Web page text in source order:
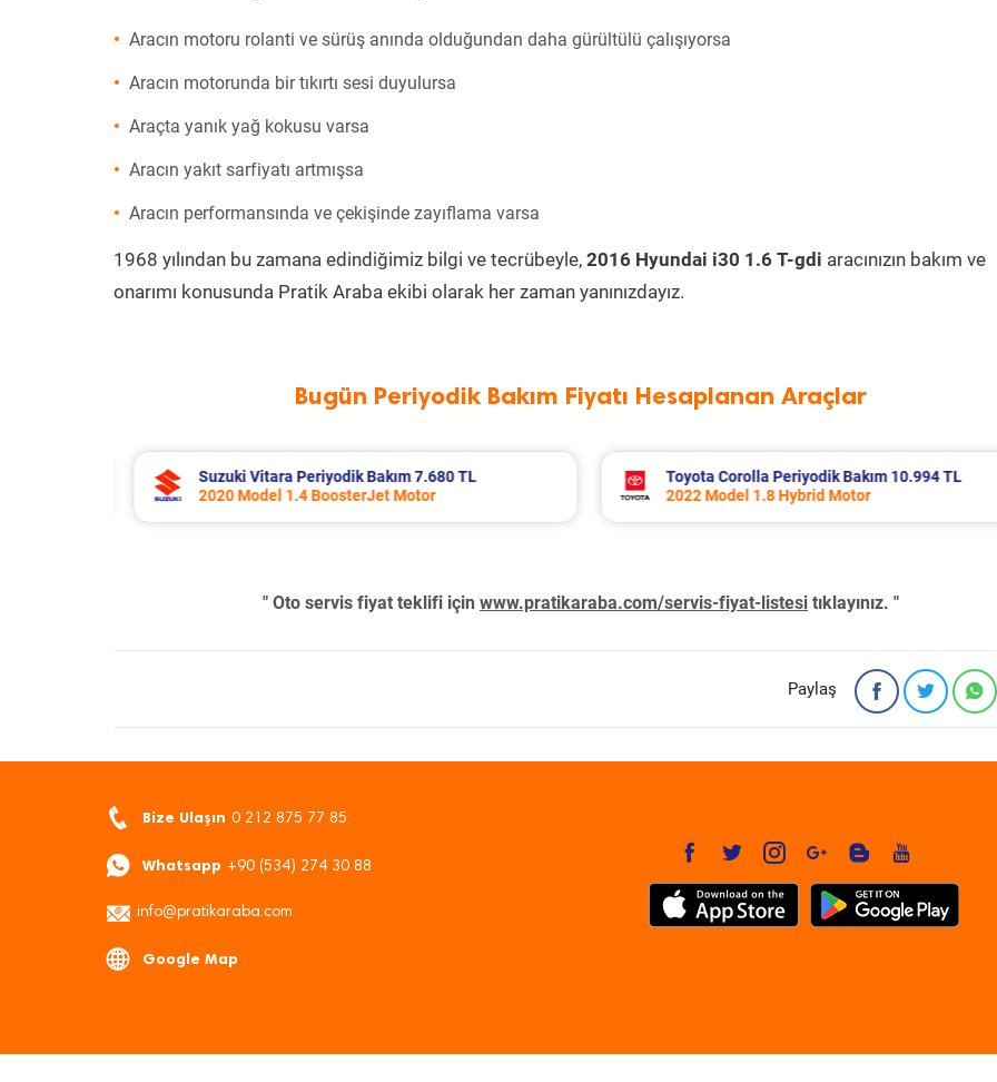
Aracın motoru rolanti ve sürüş anında olduğundan daha gürültülü çalışıyorsa
Aracın motorunda bir tıkırtı sesi duyulursa
Araçta yanık yağ kokusu varsa
Aracın yakıt sarfiyatı artmışsa
Aracın performansında ve çekişinde zayıflama varsa
1968 yılından bu zamana edindiğimiz bilgi ve tecrübeyle, 2016 Hyundai i30 1.6 T-gdi aracınızın bakım ve
onarımı konusunda Pratik Araba ekibi olarak her zaman yanınızdayız.
Bugün Periyodik Bakım Fiyatı Hesaplanan Araçlar
Toyota Corolla Periyodik Bakım 10.994 TL
2022 Model 1.8 Hybrid Motor
Volvo Xc60 Periyodik Bakım 10.267 TL
2014 Model 2.0 D4 Motor
" Oto servis fiyat teklifi için www.pratikaraba.com/servis-fiyat-listesi tıklayınız. "
Paylaş
Bize Ulaşın 0 212 875 77 85
Whatsapp +90 (534) 274 30 88
info@pratikaraba.com
Google Map